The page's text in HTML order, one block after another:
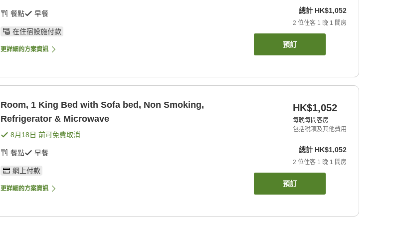
餐點 早餐
在住宿設施付款
更詳細的方案資訊
總計 HK$1,052
2 位住客 1 晚 1 間房
預訂
Room, 1 King Bed with Sofa bed, Non Smoking,
Refrigerator & Microwave
8月18日 前可免費取消
餐點 早餐
網上付款
更詳細的方案資訊
HK$1,052
每晚每間客房
包括稅項及其他費用
總計 HK$1,052
2 位住客 1 晚 1 間房
預訂